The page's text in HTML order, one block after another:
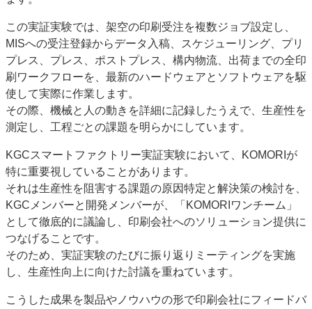
この実証実験では、架空の印刷受注を複数ジョブ設定し、
MISへの受注登録からデータ入稿、スケジューリング、プリ
プレス、プレス、ポストプレス、構内物流、出荷までの全印
刷ワークフローを、最新のハードウェアとソフトウェアを駆
使して実際に作業します。
その際、機械と人の動きを詳細に記録したうえで、生産性を
測定し、工程ごとの課題を明らかにしています。
KGCスマートファクトリー実証実験において、KOMORIが
特に重要視していることがあります。
それは生産性を阻害する課題の原因特定と解決策の検討を、
KGCメンバーと開発メンバーが、「KOMORIワンチーム」
として徹底的に議論し、印刷会社へのソリューション提供に
つなげることです。
そのため、実証実験のたびに振り返りミーティングを実施
し、生産性向上に向けた討議を重ねています。
こうした成果を製品やノウハウの形で印刷会社にフィードバ